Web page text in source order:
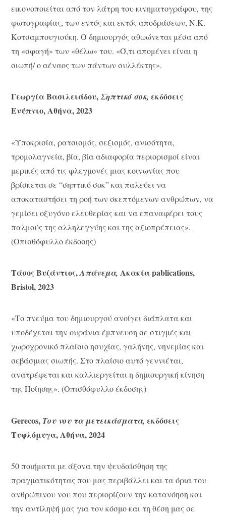
εικονοποιείται από τον λάτρη του κινηματογράφου, της
φωτογραφίας, των εντός και εκτός αποδράσεων, Ν.Κ.
Κοτσαμπουγιούκη. Ο δημιουργός αθωώνεται μέσα από
τη «σφαγή» των «θέλω» του. «Ό,τι απομένει είναι η
σιωπή/ ο αέναος των πάντων συλλέκτης».
Γεωργία Βασιλειάδου,Σηπτικό σοκ, εκδόσεις
Ενύπνιο, Αθήνα, 2023
«Υποκρισία, ρατσισμός, σεξισμός, ανισότητα,
τρομολαγνεία, βία, βία αδιαφορία περιορισμοί είναι
μερικές από τις φλεγμονές μιας κοινωνίας που
βρίσκεται σε “σηπτικό σοκ” και παλεύει να
αποκαταστήσει τη ροή των σκεπτόμενων ανθρώπων, να
γεμίσει οξυγόνο ελευθερίας και να επαναφέρει τους
παλμούς της αλληλεγγύης και της αξιοπρέπειας».
(Οπισθόφυλλο έκδοσης)
ΤάσοςΒυζάντιος,Απάνεμα,Ακακίαpablications,
Bristol, 2023
«Το πνεύμα του δημιουργού ανοίγει διάπλατα και
υποδέχεται την ουράνια έμπνευση σε στιγμές και
χωροχρονικό πλαίσιο ησυχίας, γαλήνης, νηνεμίας και
σεβάσμιας σιωπής. Στο πλαίσιο αυτό γεννιέται,
ανατρέφεται και καλλιεργείται η δημιουργική κίνηση
της Ποίησης». (Οπισθόφυλλο έκδοσης)
Gerecos, Του νου τα μετεικάσματα,εκδόσεις
Τυφλόμυγα, Αθήνα, 2024
50 ποιήματα με άξονα την ψευδαίσθηση της
πραγματικότητας που μας περιβάλλει και τα όρια του
ανθρώπινου νου που περιορίζουν την κατανόηση και
την αντίληψή μας για τον κόσμο και τη θέση μας σε